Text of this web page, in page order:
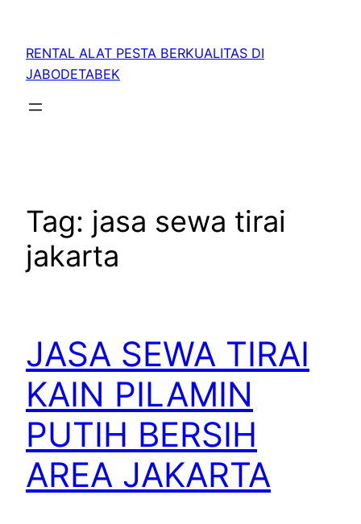
RENTAL ALAT PESTA BERKUALITAS DI
JABODETABEK
Tag: jasa sewa tirai
jakarta
JASA SEWA TIRAI
KAIN PILAMIN
PUTIH BERSIH
AREA JAKARTA